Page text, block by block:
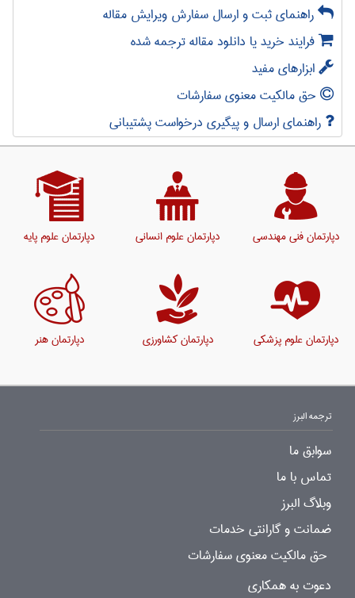
راهنمای ثبت و ارسال سفارش ویرایش مقاله
فرایند خرید یا دانلود مقاله ترجمه شده
ابزارهای مفید
حق مالکیت معنوی سفارشات
راهنمای ارسال و پیگیری درخواست پشتیبانی
دپارتمان فنی مهندسی دپارتمان علوم انسانی دپارتمان علوم پایه
دپارتمان علوم پزشکی دپارتمان کشاورزی دپارتمان هنر
ترجمه البرز
سوابق ما
تماس با ما
وبلاگ البرز
ضمانت و گارانتی خدمات
حق مالکیت معنوی سفارشات
دعوت به همکاری